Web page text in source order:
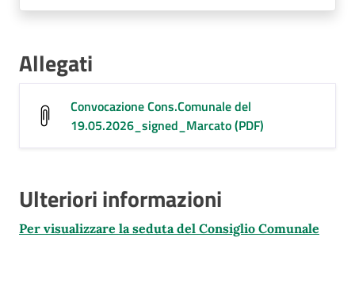
Allegati
Convocazione Cons.Comunale del
19.05.2026_signed_Marcato (PDF)
Ulteriori informazioni
Per visualizzare la seduta del Consiglio Comunale